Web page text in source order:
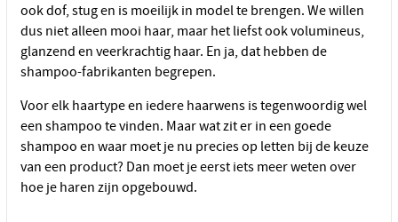
ook dof, stug en is moeilijk in model te brengen. We willen
dus niet alleen mooi haar, maar het liefst ook volumineus,
glanzend en veerkrachtig haar. En ja, dat hebben de
shampoo-fabrikanten begrepen.
Voor elk haartype en iedere haarwens is tegenwoordig wel
een shampoo te vinden. Maar wat zit er in een goede
shampoo en waar moet je nu precies op letten bij de keuze
van een product? Dan moet je eerst iets meer weten over
hoe je haren zijn opgebouwd.